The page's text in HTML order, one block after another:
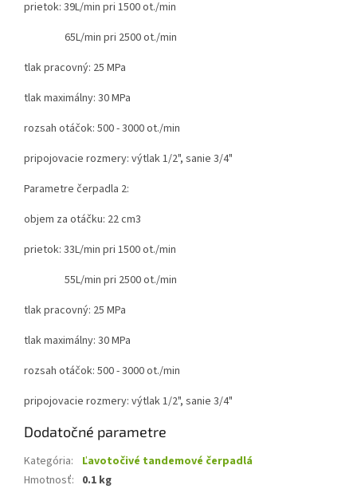
prietok: 39L/min pri 1500 ot./min
65L/min pri 2500 ot./min
tlak pracovný: 25 MPa
tlak maximálny: 30 MPa
rozsah otáčok: 500 - 3000 ot./min
pripojovacie rozmery: výtlak 1/2", sanie 3/4"
Parametre čerpadla 2:
objem za otáčku: 22 cm3
prietok: 33L/min pri 1500 ot./min
55L/min pri 2500 ot./min
tlak pracovný: 25 MPa
tlak maximálny: 30 MPa
rozsah otáčok: 500 - 3000 ot./min
pripojovacie rozmery: výtlak 1/2", sanie 3/4"
Dodatočné parametre
Kategória:
Ľavotočivé tandemové čerpadlá
Hmotnosť: 0.1 kg